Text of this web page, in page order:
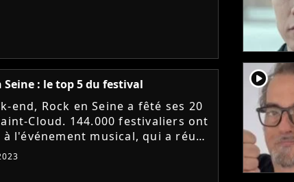
Seine : le top 5 du festival
end, Rock en Seine a fêté ses 20
Cloud. 144.000 festivaliers ont
à l'événement musical, qui a réuni
Christine and the Queens,
player2